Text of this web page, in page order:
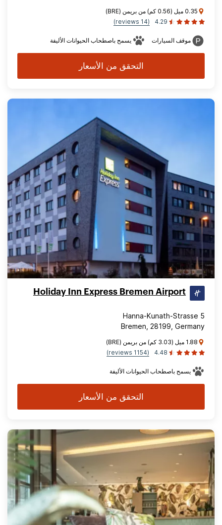
0.35 ميل (0.56 كم) من بريمن (BRE)
4.29
(14 reviews)
موقف السيارات يسمح باصطحاب الحيوانات الأليفة
التحقق من الأسعار
Holiday Inn Express Bremen Airport
Hanna-Kunath-Strasse 5
Bremen, 28199, Germany
1.88 ميل (3.03 كم) من بريمن (BRE)
4.48
(1154 reviews)
يسمح باصطحاب الحيوانات الأليفة
التحقق من الأسعار